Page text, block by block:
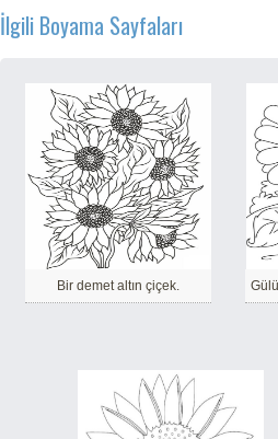
İlgili Boyama Sayfaları
Bir demet altın çiçek.